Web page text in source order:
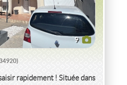
9
rapidement ! Située dans